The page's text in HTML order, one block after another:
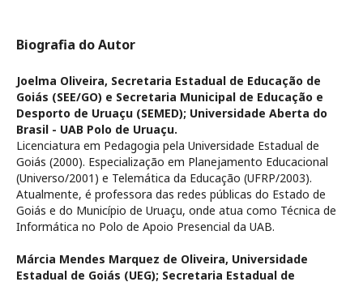
Biografia do Autor
Joelma Oliveira, Secretaria Estadual de Educação de
Goiás (SEE/GO) e Secretaria Municipal de Educação e
Desporto de Uruaçu (SEMED); Universidade Aberta do
Brasil - UAB Polo de Uruaçu.
Licenciatura em Pedagogia pela Universidade Estadual de
Goiás (2000). Especialização em Planejamento Educacional
(Universo/2001) e Telemática da Educação (UFRP/2003).
Atualmente, é professora das redes públicas do Estado de
Goiás e do Município de Uruaçu, onde atua como Técnica de
Informática no Polo de Apoio Presencial da UAB.
Márcia Mendes Marquez de Oliveira, Universidade
Estadual de Goiás (UEG); Secretaria Estadual de